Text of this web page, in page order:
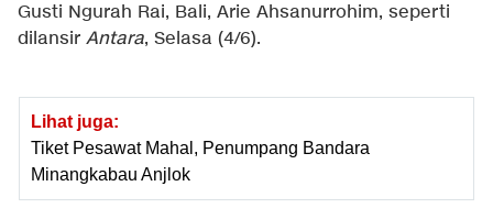
Gusti Ngurah Rai, Bali, Arie Ahsanurrohim, seperti
dilansir Antara, Selasa (4/6).
Lihat juga:
Tiket Pesawat Mahal, Penumpang Bandara
Minangkabau Anjlok